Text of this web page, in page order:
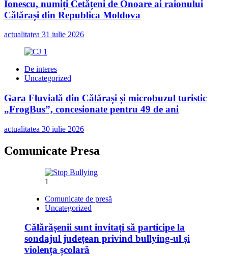
Ionescu, numiți Cetățeni de Onoare ai raionului
Călărași din Republica Moldova
actualitatea 31 iulie 2026
De interes
Uncategorized
Gara Fluvială din Călărași și microbuzul turistic
„FrogBus”, concesionate pentru 49 de ani
actualitatea 30 iulie 2026
Comunicate Presa
1
Comunicate de presă
Uncategorized
Călărășenii sunt invitați să participe la
sondajul județean privind bullying-ul și
violența școlară